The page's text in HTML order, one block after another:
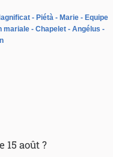
Piétà Marie
Equipe
mariale Chapelet
Angélus
15 août ?